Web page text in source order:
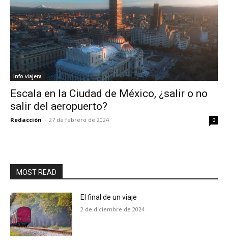
Info viajera
Escala en la Ciudad de México, ¿salir o no
salir del aeropuerto?
Redacción - 27 de febrero de 2024 0
MOST READ
El final de un viaje
2 de diciembre de 2024